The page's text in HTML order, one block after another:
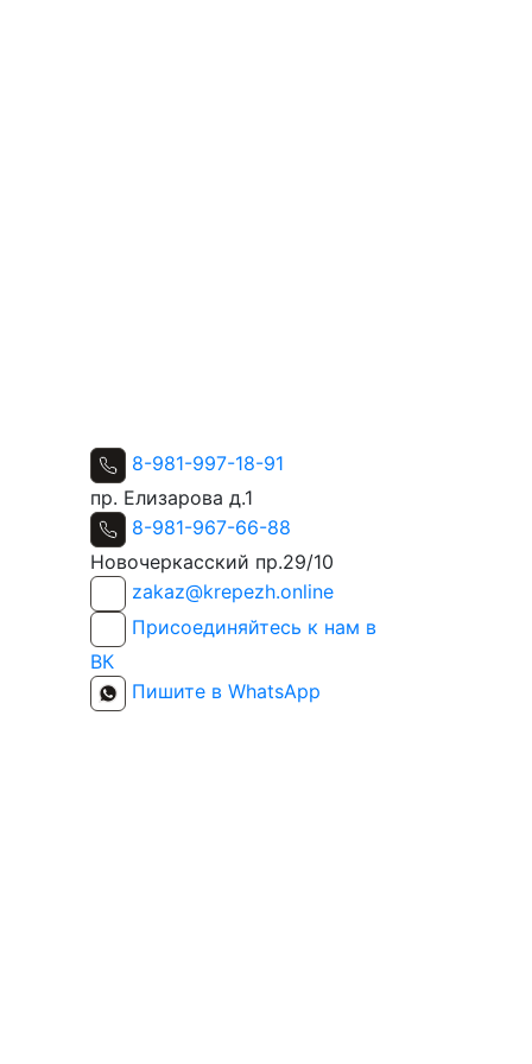
8-981-997-18-91
пр. Елизарова д.1
8-981-967-66-88
Новочеркасский пр.29/10
zakaz@krepezh.online
Присоединяйтесь к нам в
ВК
Пишите в WhatsApp